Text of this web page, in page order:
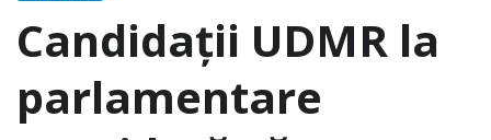
Candidații UDMR la
parlamentare